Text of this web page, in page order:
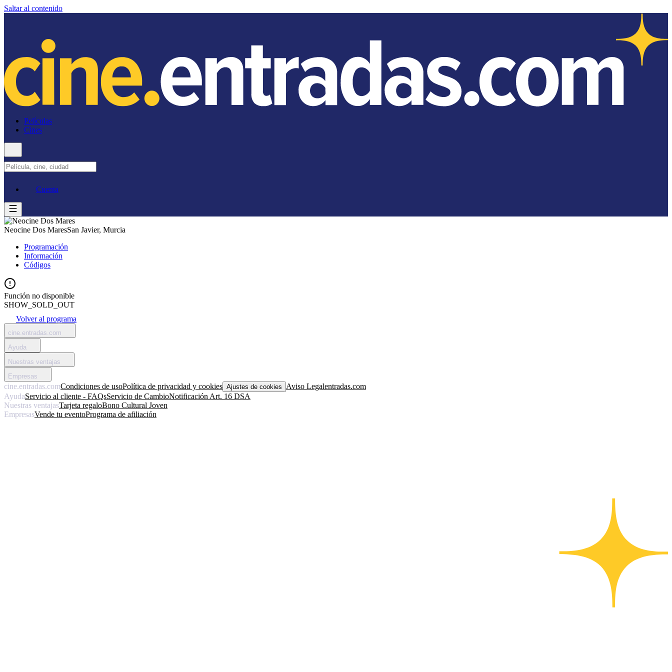
Saltar al contenido
Películas
Cines
Cuenta
Neocine Dos MaresSan Javier, Murcia
Programación
Información
Códigos
Función no disponible
SHOW_SOLD_OUT
Volver al programa
cine.entradas.com
Ayuda
Nuestras ventajas
Empresas
cine.entradas.comCondiciones de usoPolítica de privacidad y cookies Ajustes de cookies Aviso Legalentradas.com
AyudaServicio al cliente - FAQsServicio de CambioNotificación Art. 16 DSA
Nuestras ventajasTarjeta regaloBono Cultural Joven
EmpresasVende tu eventoPrograma de afiliación